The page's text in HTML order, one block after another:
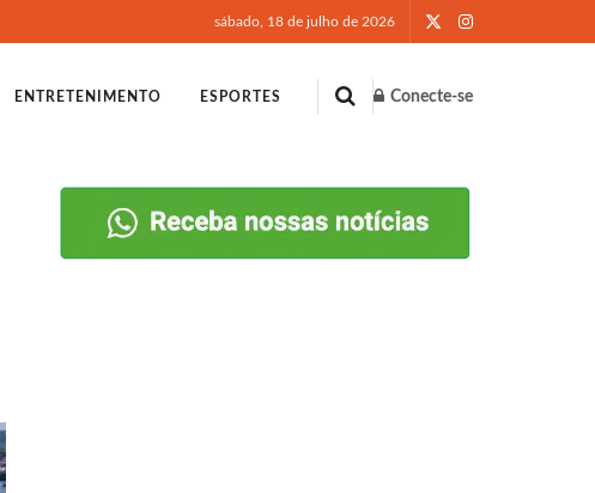
sábado, 18 de julho de 2026
ENTRETENIMENTO ESPORTES Conecte-se